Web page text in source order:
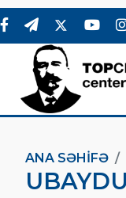
ANA SƏHIFƏ